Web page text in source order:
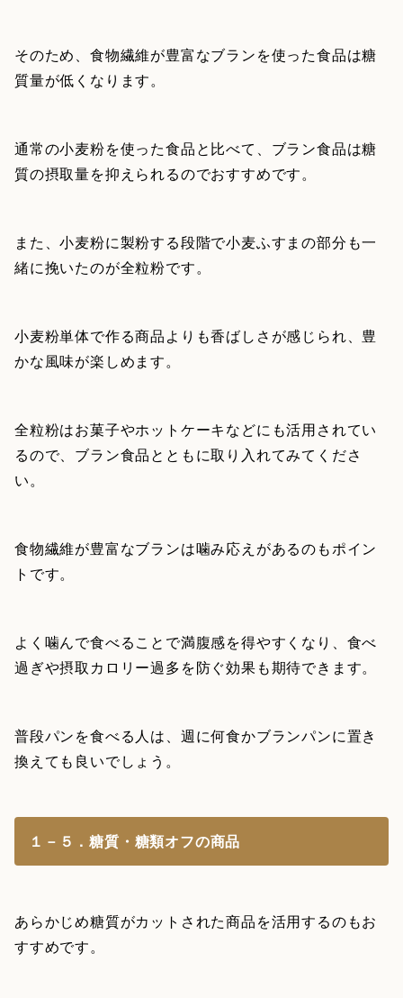
そのため、食物繊維が豊富なブランを使った食品は糖
質量が低くなります。
通常の小麦粉を使った食品と比べて、ブラン食品は糖
質の摂取量を抑えられるのでおすすめです。
また、小麦粉に製粉する段階で小麦ふすまの部分も一
緒に挽いたのが全粒粉です。
小麦粉単体で作る商品よりも香ばしさが感じられ、豊
かな風味が楽しめます。
全粒粉はお菓子やホットケーキなどにも活用されてい
るので、ブラン食品とともに取り入れてみてくださ
い。
食物繊維が豊富なブランは噛み応えがあるのもポイン
トです。
よく噛んで食べることで満腹感を得やすくなり、食べ
過ぎや摂取カロリー過多を防ぐ効果も期待できます。
普段パンを食べる人は、週に何食かブランパンに置き
換えても良いでしょう。
１－５．糖質・糖類オフの商品
あらかじめ糖質がカットされた商品を活用するのもお
すすめです。